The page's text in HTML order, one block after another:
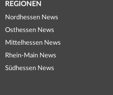
REGIONEN
Nordhessen News
Osthessen News
Mittelhessen News
Rhein-Main News
Südhessen News